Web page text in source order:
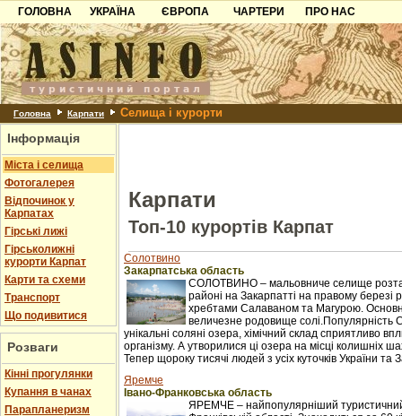
ГОЛОВНА
УКРАЇНА
Карпати
Азов
Причорноморря
Шацьк
ЄВРОПА
Чорногорія
Хорватія
Болгарія
Албанія
ЧАРТЕРИ
ПРО НАС
Контакти
Партнерам
Додати готель
Головна Карпати Селища і курорти
Інформація
Міста і селища
Фотогалерея
Відпочинок у
Карпатах
Гірські лижі
Гірськолижні
курорти Карпат
Карти та схеми
Транспорт
Що подивитися
Розваги
Кінні прогулянки
Купання в чанах
Парапланеризм
Карпати
Топ-10 курортів Карпат
Солотвино
Закарпатська область
СОЛОТВИНО – мальовниче селище
районі на Закарпатті на правому березі
хребтами Салаваном та Магурою.
величезне родовище солі.Популярність
унікальні соляні озера, хімічний склад сприятливо
організму. А утворилися ці озера на місці колишніх
Тепер щороку тисячі людей з усіх куточків України та
Яремче
Івано-Франковська область
ЯРЕМЧЕ – найпопулярніший